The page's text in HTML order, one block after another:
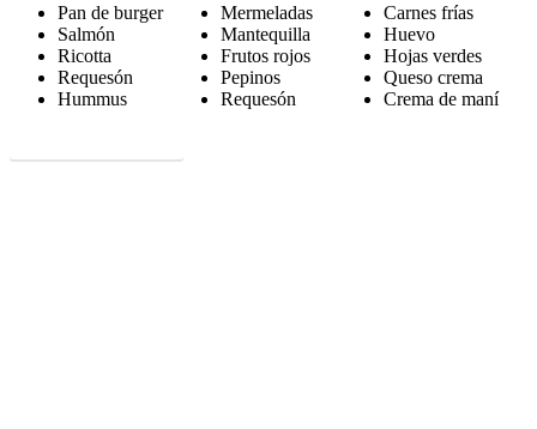
Pan de burger
Salmón
Ricotta
Requesón
Hummus
Mermeladas
Mantequilla
Frutos rojos
Pepinos
Requesón
Carnes frías
Huevo
Hojas verdes
Queso crema
Crema de maní